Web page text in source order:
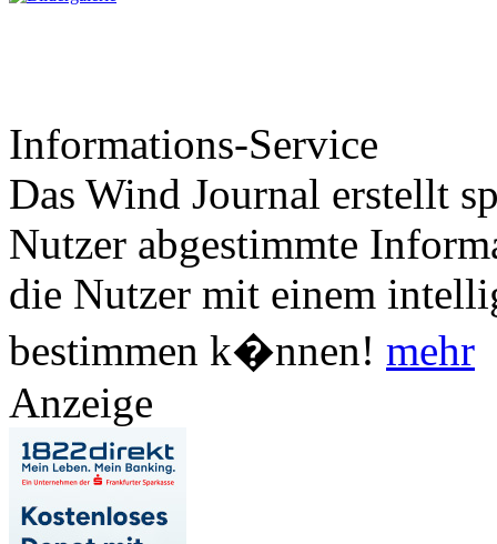
Informations-Service
Das Wind Journal erstellt
Nutzer abgestimmte
die Nutzer mit einem
bestimmen k�nnen! mehr
Anzeige